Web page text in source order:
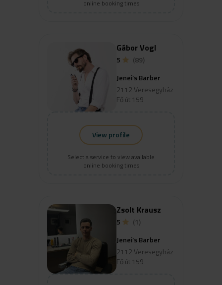
online booking times
View profile
Select a service to view available
online booking times
Gábor Vogl
5
(89)
Jenei’s Barber
2112 Veresegyház
Fő út 159
Zsolt Krausz
5
(1)
Jenei’s Barber
2112 Veresegyház
Fő út 159